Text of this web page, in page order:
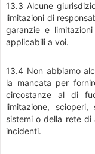
13.3 Alcune
limitazioni di
garanzie e
applicabili a voi.
13.4 Non abbiamo
la mancata per
circostanze al di
limitazione,
sistemi o della rete di
incidenti.